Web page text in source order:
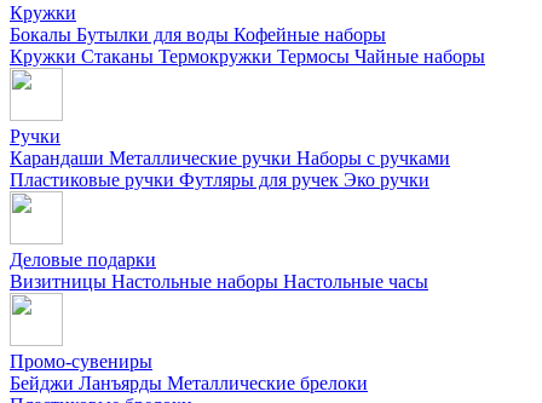
Кружки
Бокалы Бутылки для воды Кофейные наборы
Кружки Стаканы Термокружки Термосы Чайные наборы
Ручки
Карандаши Металлические ручки Наборы с ручками
Пластиковые ручки Футляры для ручек Эко ручки
Деловые подарки
Визитницы Настольные наборы Настольные часы
Промо-сувениры
Бейджи Ланъярды Металлические брелоки